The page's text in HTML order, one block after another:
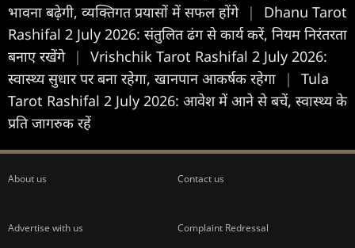
भावना बढ़ेगी, व्यक्तिगत प्रयासों में सफल होंगे |
Dhanu Tarot
Rashifal 2 July 2026: संतुलित ढंग से कार्य करें, नियम निरंतरता
बनाए रखेंगे |
Vrishchik Tarot Rashifal 2 July 2026:
स्वास्थ्य सुधार पर बना रहेगा, खानपान आकर्षक रहेगा
|
Tula
Tarot Rashifal 2 July 2026: आवेश में आने से बचें, स्वास्थ्य के
प्रति जागरुक रहें
About us Contact us
Advertise with us Complaint Redressal